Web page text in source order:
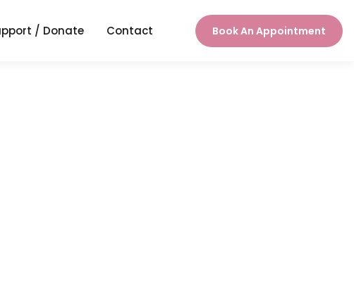
/ Donate Contact Book An Appointment